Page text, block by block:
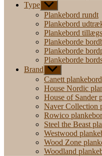
Type Vis
undermenu
Plankebord rundt
Plankebord
Plankebord
Plankeborde
Plankeborde
Plankeborde
Brand Vis
undermenu
Canett
House Nordic
House of Sander
Naver Collection
Rowico
Steel the Beast
Westwood
Wood Zone
Woodland